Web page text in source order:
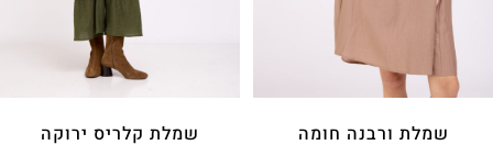
שמלת ורבנה חומה שמלת קלריס ירוקה